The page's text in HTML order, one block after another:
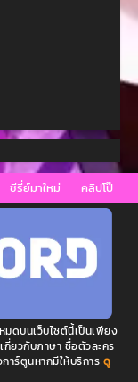
ซีรี่ย์มาใหม่ คลิปโป๊
มดบนเว็บไซต์นี้เป็นเพียง
ยวกับภาษา ชื่อตัวละคร
าร์ตูนหากมีให้บริการ ดู